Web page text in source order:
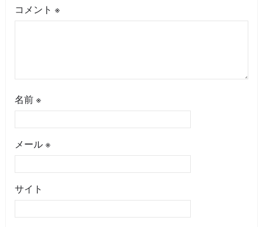
コメント ※
名前 ※
メール ※
サイト